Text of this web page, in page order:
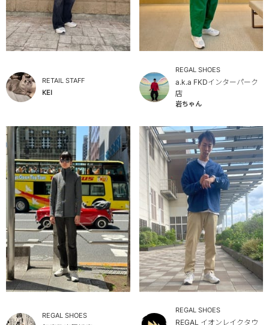
RETAIL STAFF
KEI
REGAL SHOES
a.k.a FKDインターパーク
店
岩ちゃん
REGAL SHOES
REGAL SHOES
REGAL イオンレイクタウ